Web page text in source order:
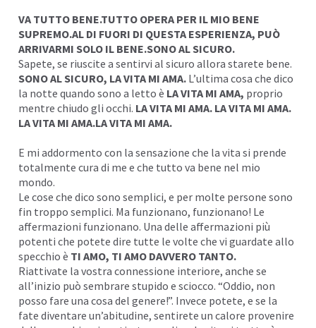
VA TUTTO BENE.TUTTO OPERA PER IL MIO BENE
SUPREMO.AL DI FUORI DI QUESTA ESPERIENZA, PUÒ
ARRIVARMI SOLO IL BENE.SONO AL SICURO.
Sapete, se riuscite a sentirvi al sicuro allora starete bene.
SONO AL SICURO, LA VITA MI AMA. L’ultima cosa che dico
la notte quando sono a letto è LA VITA MI AMA, proprio
mentre chiudo gli occhi. LA VITA MI AMA. LA VITA MI AMA.
LA VITA MI AMA.LA VITA MI AMA.
E mi addormento con la sensazione che la vita si prende
totalmente cura di me e che tutto va bene nel mio
mondo.
Le cose che dico sono semplici, e per molte persone sono
fin troppo semplici. Ma funzionano, funzionano! Le
affermazioni funzionano. Una delle affermazioni più
potenti che potete dire tutte le volte che vi guardate allo
specchio è TI AMO, TI AMO DAVVERO TANTO.
Riattivate la vostra connessione interiore, anche se
all’inizio può sembrare stupido e sciocco. “Oddio, non
posso fare una cosa del genere!”. Invece potete, e se la
fate diventare un’abitudine, sentirete un calore provenire